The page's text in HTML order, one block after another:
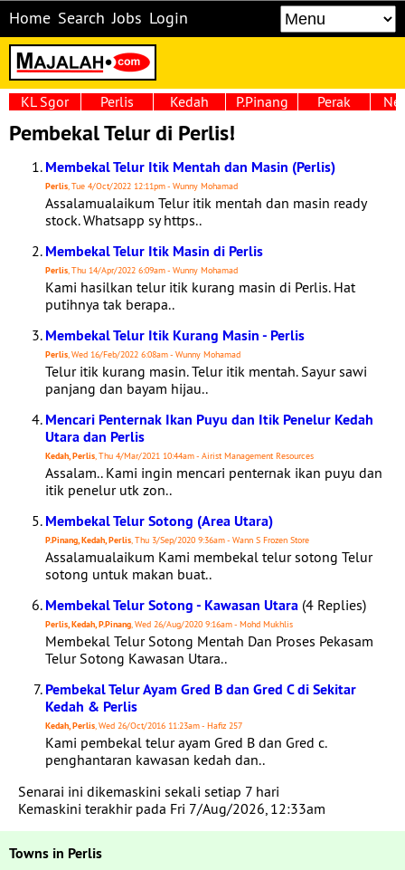
Home Search Jobs Login
KL Sgor Perlis Kedah P.Pinang Perak
Pembekal Telur di Perlis!
Membekal Telur Itik Mentah dan Masin (Perlis)
Perlis, Tue 4/Oct/2022 12:11pm - Wunny Mohamad
Assalamualaikum Telur itik mentah dan masin ready
stock. Whatsapp sy https..
Membekal Telur Itik Masin di Perlis
Perlis, Thu 14/Apr/2022 6:09am - Wunny Mohamad
Kami hasilkan telur itik kurang masin di Perlis. Hat
putihnya tak berapa..
Membekal Telur Itik Kurang Masin - Perlis
Perlis, Wed 16/Feb/2022 6:08am - Wunny Mohamad
Telur itik kurang masin. Telur itik mentah. Sayur sawi
panjang dan bayam hijau..
Mencari Penternak Ikan Puyu dan Itik Penelur Kedah
Utara dan Perlis
Kedah, Perlis, Thu 4/Mar/2021 10:44am - Airist Management Resources
Assalam.. Kami ingin mencari penternak ikan puyu dan
itik penelur utk zon..
Membekal Telur Sotong (Area Utara)
P.Pinang, Kedah, Perlis, Thu 3/Sep/2020 9:36am - Wann S Frozen Store
Assalamualaikum Kami membekal telur sotong Telur
sotong untuk makan buat..
Membekal Telur Sotong - Kawasan Utara (4 Replies)
Perlis, Kedah, P.Pinang, Wed 26/Aug/2020 9:16am - Mohd Mukhlis
Membekal Telur Sotong Mentah Dan Proses Pekasam
Telur Sotong Kawasan Utara..
Pembekal Telur Ayam Gred B dan Gred C di Sekitar
Kedah & Perlis
Kedah, Perlis, Wed 26/Oct/2016 11:23am - Hafiz 257
Kami pembekal telur ayam Gred B dan Gred c.
penghantaran kawasan kedah dan..
Senarai ini dikemaskini sekali setiap 7 hari
Kemaskini terakhir pada Fri 7/Aug/2026, 12:33am
Towns in Perlis